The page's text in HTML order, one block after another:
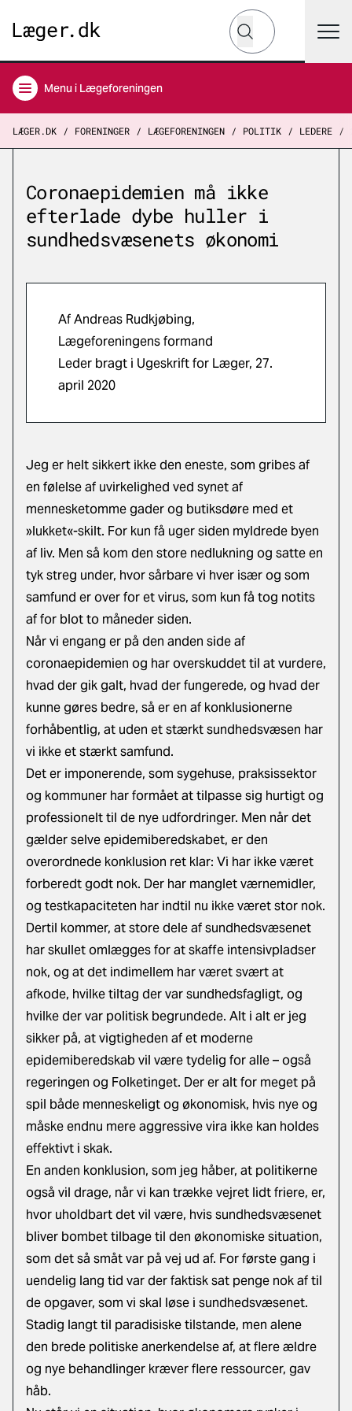
Hvad leder du efter?
Søg
Menu i Lægeforeningen
LÆGER.DK FORENINGER LÆGEFORENINGEN POLITIK LEDERE
Coronaepidemien må ikke
efterlade dybe huller i
sundhedsvæsenets økonomi
Af Andreas Rudkjøbing,
Lægeforeningens formand
Leder bragt i Ugeskrift for Læger, 27.
april 2020
Jeg er helt sikkert ikke den eneste, som gribes af
en følelse af uvirkelighed ved synet af
mennesketomme gader og butiksdøre med et
»lukket«-skilt. For kun få uger siden myldrede byen
af liv. Men så kom den store nedlukning og satte en
tyk streg under, hvor sårbare vi hver især og som
samfund er over for et virus, som kun få tog notits
af for blot to måneder siden.
Når vi engang er på den anden side af
coronaepidemien og har overskuddet til at vurdere,
hvad der gik galt, hvad der fungerede, og hvad der
kunne gøres bedre, så er en af konklusionerne
forhåbentlig, at uden et stærkt sundhedsvæsen har
vi ikke et stærkt samfund.
Det er imponerende, som sygehuse, praksissektor
og kommuner har formået at tilpasse sig hurtigt og
professionelt til de nye udfordringer. Men når det
gælder selve epidemiberedskabet, er den
overordnede konklusion ret klar: Vi har ikke været
forberedt godt nok. Der har manglet værnemidler,
og testkapaciteten har indtil nu ikke været stor nok.
Dertil kommer, at store dele af sundhedsvæsenet
har skullet omlægges for at skaffe intensivpladser
nok, og at det indimellem har været svært at
afkode, hvilke tiltag der var sundhedsfagligt, og
hvilke der var politisk begrundede. Alt i alt er jeg
sikker på, at vigtigheden af et moderne
epidemiberedskab vil være tydelig for alle – også
regeringen og Folketinget. Der er alt for meget på
spil både menneskeligt og økonomisk, hvis nye og
måske endnu mere aggressive vira ikke kan holdes
effektivt i skak.
En anden konklusion, som jeg håber, at politikerne
også vil drage, når vi kan trække vejret lidt friere, er,
hvor uholdbart det vil være, hvis sundhedsvæsenet
bliver bombet tilbage til den økonomiske situation,
som det så småt var på vej ud af. For første gang i
uendelig lang tid var der faktisk sat penge nok af til
de opgaver, som vi skal løse i sundhedsvæsenet.
Stadig langt til paradisiske tilstande, men alene
den brede politiske anerkendelse af, at flere ældre
og nye behandlinger kræver flere ressourcer, gav
håb.